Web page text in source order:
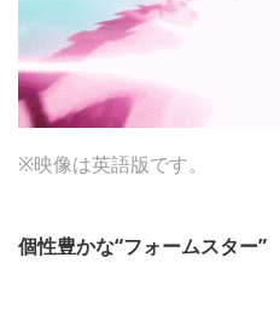
※映像は英語版です。
個性豊かな“フォームスター”